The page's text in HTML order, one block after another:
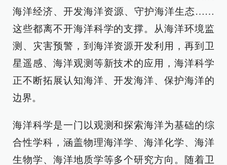
海洋经济、开发海洋资源、守护海洋生态……
这些都离不开海洋科学的支撑。从海洋环境监
测、灾害预警，到海洋资源开发利用，再到卫
星遥感、海洋观测等新技术的应用，海洋科学
正不断拓展认知海洋、开发海洋、保护海洋的
边界。
海洋科学是一门以观测和探索海洋为基础的综
合性学科，涵盖物理海洋学、海洋化学、海洋
生物学、海洋地质学等多个研究方向。随着卫